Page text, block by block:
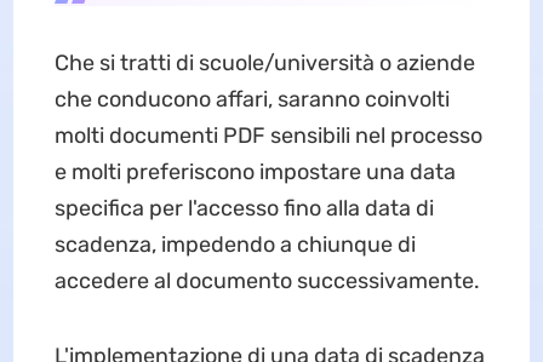
Che si tratti di scuole/università o aziende
che conducono affari, saranno coinvolti
molti documenti PDF sensibili nel processo
e molti preferiscono impostare una data
specifica per l'accesso fino alla data di
scadenza, impedendo a chiunque di
accedere al documento successivamente.
L'implementazione di una data di scadenza